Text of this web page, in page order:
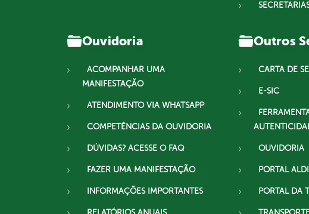
Ouvidoria
ACOMPANHAR UMA
MANIFESTAÇÃO
ATENDIMENTO VIA WHATSAPP
COMPETÊNCIAS DA OUVIDORIA
DÚVIDAS? ACESSE O FAQ
FAZER UMA MANIFESTAÇÃO
INFORMAÇÕES IMPORTANTES
Outros
CARTA DE
E-SIC
OUVIDORIA
PORTAL
PORTAL DA